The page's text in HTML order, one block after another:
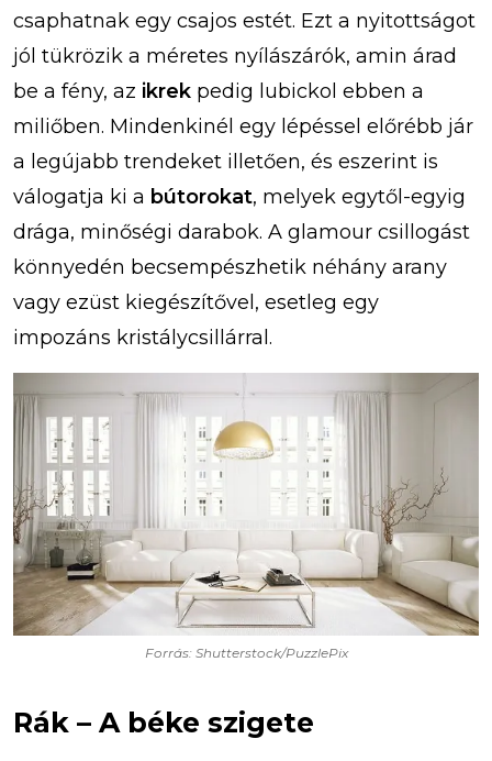
csaphatnak egy csajos estét. Ezt a nyitottságot
jól tükrözik a méretes nyílászárók, amin árad
be a fény, az ikrek pedig lubickol ebben a
miliőben. Mindenkinél egy lépéssel előrébb jár
a legújabb trendeket illetően, és eszerint is
válogatja ki a bútorokat, melyek egytől-egyig
drága, minőségi darabok. A glamour csillogást
könnyedén becsempészhetik néhány arany
vagy ezüst kiegészítővel, esetleg egy
impozáns kristálycsillárral.
Forrás: Shutterstock/PuzzlePix
Rák – A béke szigete